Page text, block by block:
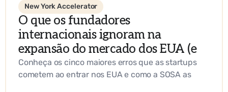
New York Accelerator
O que os fundadores
internacionais ignoram na
expansão do mercado dos EUA (e
como fazer isso da maneira certa)
Conheça os cinco maiores erros que as startups
cometem ao entrar nos EUA e como a SOSA as